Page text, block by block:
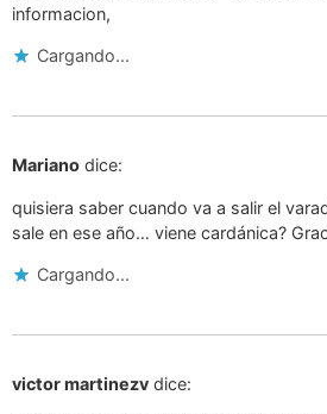
informacion,
Cargando...
Mariano dice:
quisiera saber cuando va a salir el
sale en ese año… viene cardánica?
Cargando...
victor martinezv dice: